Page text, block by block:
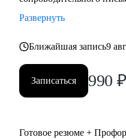
Развернуть
Ближайшая запись9
Записаться 990 ₽
Готовое резюме +